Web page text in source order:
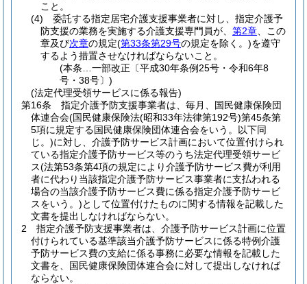
こと。
(4)
委託する指定居宅介護支援事業者に対し、指定介護予
防支援の業務を実施する介護支援専門員が、 第2章 、この
章及び次章の規定(第33条第29号の規定を除く。)を遵守
するよう措置させなければならないこと。
(本条…一部改正〔平成30年条例25号・令和6年8
号・38号〕)
(法定代理受領サービスに係る報告)
第16条
指定介護予防支援事業者は、毎月、国民健康保険団
体連合会(国民健康保険法(昭和33年法律第192号)第45条第
5項に規定する国民健康保険団体連合会をいう。以下同
じ。)に対し、介護予防サービス計画において位置付けられ
ている指定介護予防サービス等のうち法定代理受領サービ
ス(法第53条第4項の規定により介護予防サービス費が利用
者に代わり当該指定介護予防サービス事業者に支払われる
場合の当該介護予防サービス費に係る指定介護予防サービ
スをいう。)として位置付けたものに関する情報を記載した
文書を提出しなければならない。
2
指定介護予防支援事業者は、介護予防サービス計画に位置
付けられている基準該当介護予防サービスに係る特例介護
予防サービス費の支給に係る事務に必要な情報を記載した
文書を、国民健康保険団体連合会に対して提出しなければ
ならない。